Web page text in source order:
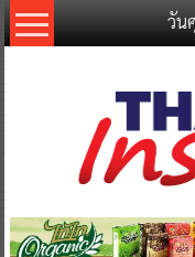
Skip
to
วัน